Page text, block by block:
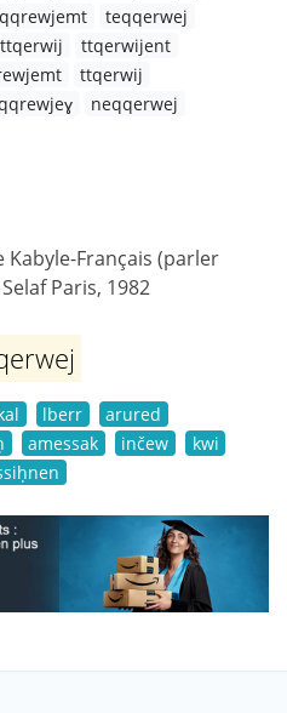
qqrewjemt
teqqerwej
ttqerwijent
ttqerwij
neqqerwej
Kabyle-Français (parler
Paris, 1982
lberr
arured
amessak inčew
kwi